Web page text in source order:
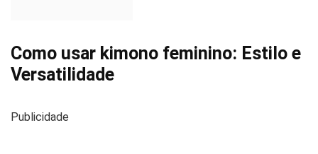
Como usar kimono feminino: Estilo e
Versatilidade
Publicidade